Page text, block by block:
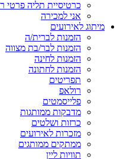
כרטיסיית תליה פרטי
אני למכירה
מיתוג לאירועים
הזמנות לברית/ה
הזמנות לבר/בת מצווה
הזמנות לחינה
הזמנות לחתונה
תפריטים
רולאפ
פלייסמטים
מדבקות ממותגות
כרזות ושלטים
מזכרות לאירועים
ממתקים ממותגים
תוויות ליין